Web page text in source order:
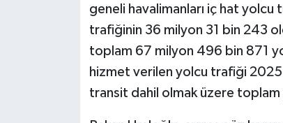
geneli havalimanları iç hat
trafiğinin 36 milyon 31 bin 243
toplam 67 milyon 496 bin 871
hizmet verilen yolcu trafiği 2025
transit dahil olmak üzere